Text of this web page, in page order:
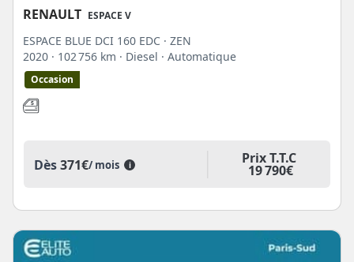
RENAULT ESPACE V
ESPACE BLUE DCI 160 EDC · ZEN
2020 · 102 756 km · Diesel · Automatique
Occasion
Dès371€/ mois i Prix T.T.C
19 790€